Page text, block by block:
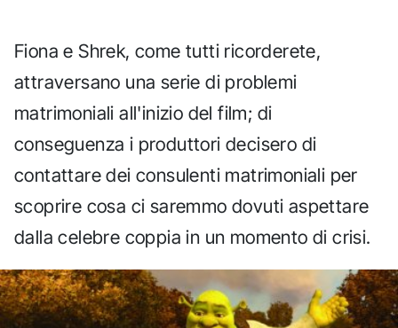
Fiona e Shrek, come tutti ricorderete,
attraversano una serie di problemi
matrimoniali all'inizio del film; di
conseguenza i produttori decisero di
contattare dei consulenti matrimoniali per
scoprire cosa ci saremmo dovuti aspettare
dalla celebre coppia in un momento di crisi.